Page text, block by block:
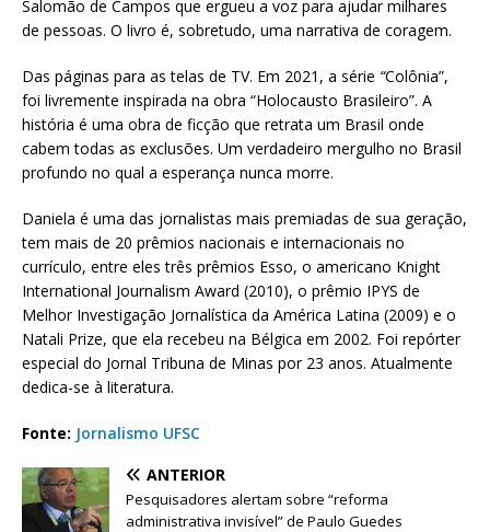
Salomão de Campos que ergueu a voz para ajudar milhares
de pessoas. O livro é, sobretudo, uma narrativa de coragem.
Das páginas para as telas de TV. Em 2021, a série “Colônia”,
foi livremente inspirada na obra “Holocausto Brasileiro”. A
história é uma obra de ficção que retrata um Brasil onde
cabem todas as exclusões. Um verdadeiro mergulho no Brasil
profundo no qual a esperança nunca morre.
Daniela é uma das jornalistas mais premiadas de sua geração,
tem mais de 20 prêmios nacionais e internacionais no
currículo, entre eles três prêmios Esso, o americano Knight
International Journalism Award (2010), o prêmio IPYS de
Melhor Investigação Jornalística da América Latina (2009) e o
Natali Prize, que ela recebeu na Bélgica em 2002. Foi repórter
especial do Jornal Tribuna de Minas por 23 anos. Atualmente
dedica-se à literatura.
Fonte: Jornalismo UFSC
ANTERIOR
Pesquisadores alertam sobre “reforma
administrativa invisível” de Paulo Guedes